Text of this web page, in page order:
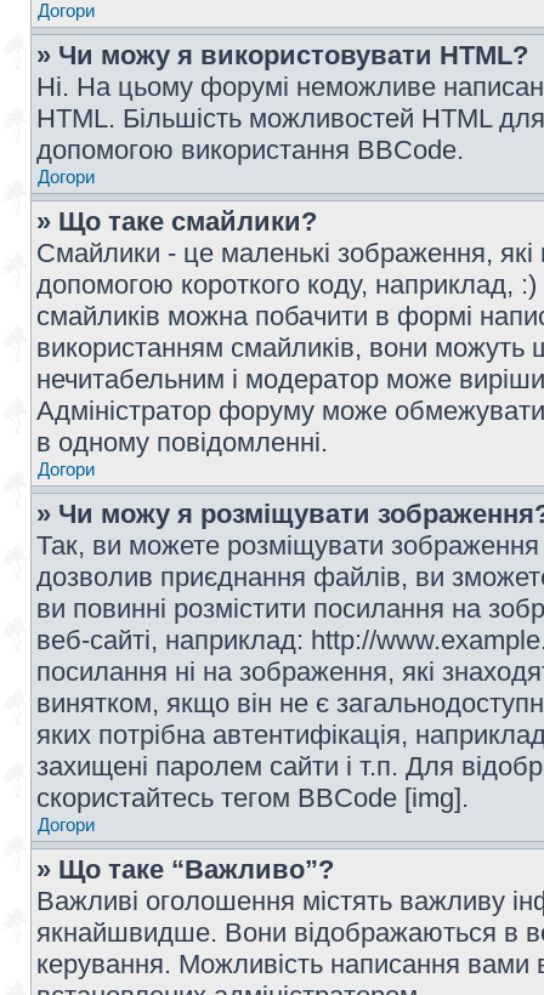
Догори
» Чи можу я використовувати HTML?
Ні. На цьому форумі неможливе
HTML. Більшість можливостей HTML
допомогою використання BBCode.
Догори
» Що таке смайлики?
Смайлики - це маленькі зображення, які
допомогою короткого коду, наприклад,
смайликів можна побачити в формі
використанням смайликів, вони
нечитабельним і модератор може
Адміністратор форуму може обмежувати
в одному повідомленні.
Догори
» Чи можу я розміщувати
Так, ви можете розміщувати
дозволив приєднання файлів, ви
ви повинні розмістити посилання на
веб-сайті, наприклад: http://
посилання ні на зображення, які
винятком, якщо він не є
яких потрібна автентифікація,
захищені паролем сайти і т.п. Для
скористайтесь тегом BBCode [img].
Догори
» Що таке “Важливо”?
Важливі оголошення містять важливу
якнайшвидше. Вони відображаються в
керування. Можливість написання